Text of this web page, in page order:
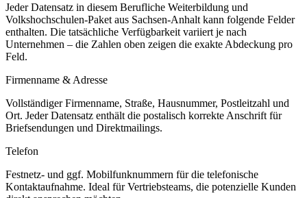
Jeder Datensatz in diesem Berufliche Weiterbildung und
Volkshochschulen-Paket aus Sachsen-Anhalt kann folgende Felder
enthalten. Die tatsächliche Verfügbarkeit variiert je nach
Unternehmen – die Zahlen oben zeigen die exakte Abdeckung pro
Feld.
Firmenname & Adresse
Vollständiger Firmenname, Straße, Hausnummer, Postleitzahl und
Ort. Jeder Datensatz enthält die postalisch korrekte Anschrift für
Briefsendungen und Direktmailings.
Telefon
Festnetz- und ggf. Mobilfunknummern für die telefonische
Kontaktaufnahme. Ideal für Vertriebsteams, die potenzielle Kunden